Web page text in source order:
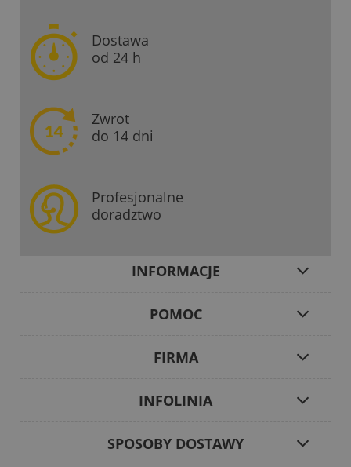
Dostawa
od 24 h
Zwrot
do 14 dni
Profesjonalne
doradztwo
INFORMACJE
POMOC
FIRMA
INFOLINIA
SPOSOBY DOSTAWY